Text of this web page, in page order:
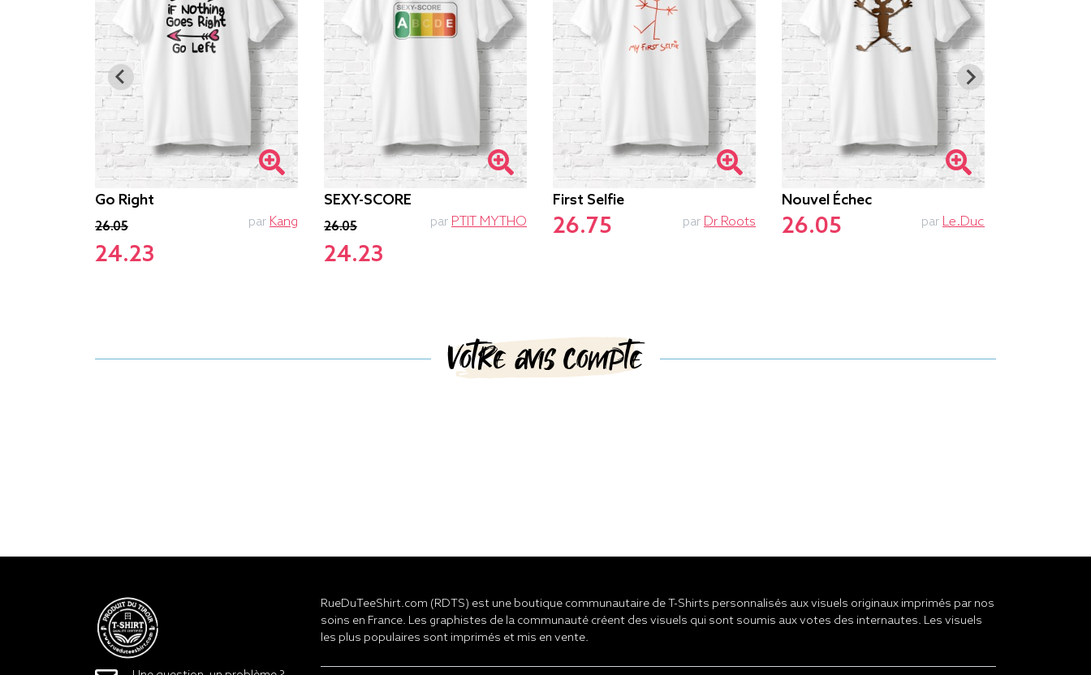
Go Right
26.05
24.23
par Kang
SEXY-SCORE
26.05
24.23
par PTIT MYTHO
First Selfie
26.75 par Dr Roots
Nouvel Échec
26.05 par Le.duc
Votre avis compte
RueDuTeeShirt.com (RDTS) est une boutique communautaire de T-Shirts personnalisés aux visuels originaux imprimés par nos
soins en France. Les graphistes de la communauté créent des visuels qui sont soumis aux votes des internautes. Les visuels
les plus populaires sont imprimés et mis en vente.